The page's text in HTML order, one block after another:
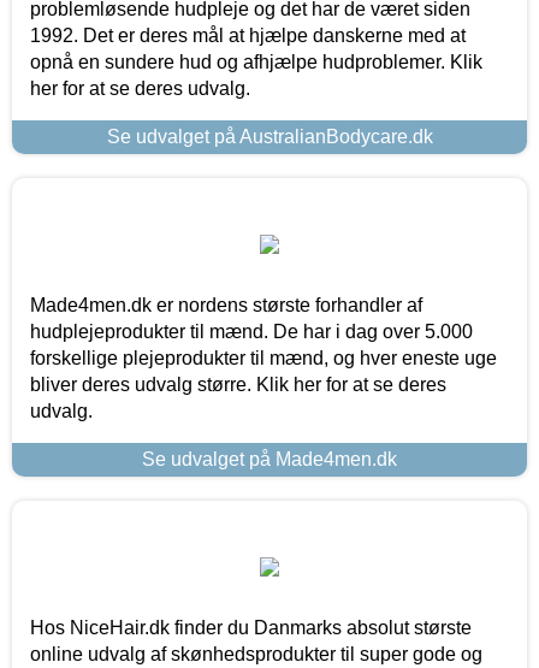
problemløsende hudpleje og det har de været siden
1992. Det er deres mål at hjælpe danskerne med at
opnå en sundere hud og afhjælpe hudproblemer. Klik
her for at se deres udvalg.
Se udvalget på AustralianBodycare.dk
Made4men.dk er nordens største forhandler af
hudplejeprodukter til mænd. De har i dag over 5.000
forskellige plejeprodukter til mænd, og hver eneste uge
bliver deres udvalg større. Klik her for at se deres
udvalg.
Se udvalget på Made4men.dk
Hos NiceHair.dk finder du Danmarks absolut største
online udvalg af skønhedsprodukter til super gode og